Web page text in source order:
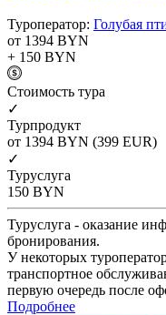
Туроператор: Голубая
от 1394 BYN
+ 150 BYN
Cтоимость тура
✓
Турпродукт
от 1394 BYN (399 EUR)
✓
Туруслуга
150 BYN
Туруслуга - оказание
бронирования.
У некоторых
транспортное
первую очередь после
Подробнее